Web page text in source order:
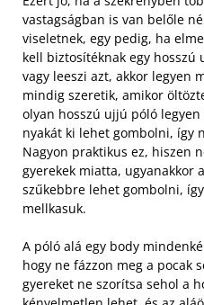
vastagságban is van belőle
viseletnek, egy pedig, ha
kell biztosítéknak egy hosszú
vagy leeszi azt, akkor legyen
mindig szeretik, amikor
olyan hosszú ujjú póló
nyakát ki lehet gombolni, így
Nagyon praktikus ez, hiszen
gyerekek miatta, ugyanakkor
szűkebbre lehet gombolni,
mellkasuk.
A póló alá egy body
hogy ne fázzon meg a pocak
gyereket ne szorítsa sehol a